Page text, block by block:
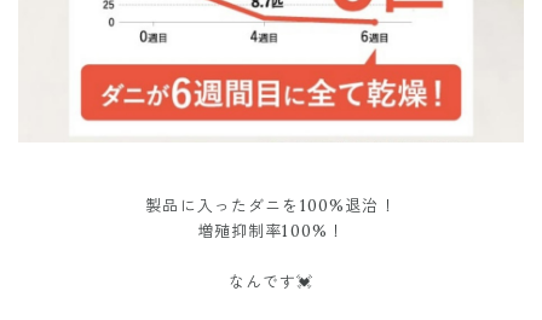
製品に入ったダニを100%退治！
増殖抑制率100%！
なんです💓